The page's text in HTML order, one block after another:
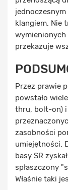
klangiem. Nie
wymienionych
przekazuje
Przez prawie
powstało
thru, bolt-on) i
zasobności
umiejętności.
basy SR
spłaszczony
Właśnie taki